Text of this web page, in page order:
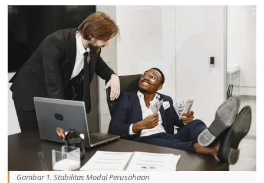
Gambar 1. Stabilitas Modal Perusahaan